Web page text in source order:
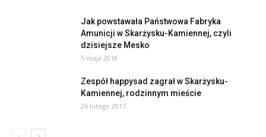
Jak powstawała Państwowa Fabryka
Amunicji w Skarżysku-Kamiennej, czyli
dzisiejsze Mesko
5 maja 2018
Zespół happysad zagrał w Skarżysku-
Kamiennej, rodzinnym mieście
26 lutego 2017